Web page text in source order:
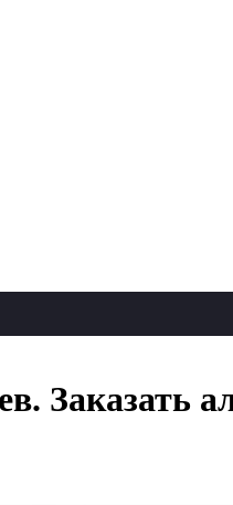
Заказать